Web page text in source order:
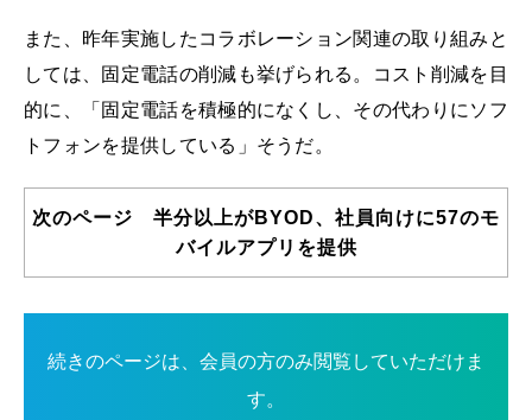
また、昨年実施したコラボレーション関連の取り組みと
しては、固定電話の削減も挙げられる。コスト削減を目
的に、「固定電話を積極的になくし、その代わりにソフ
トフォンを提供している」そうだ。
次のページ 半分以上がBYOD、社員向けに57のモ
バイルアプリを提供
続きのページは、会員の方のみ閲覧していただけま
す。